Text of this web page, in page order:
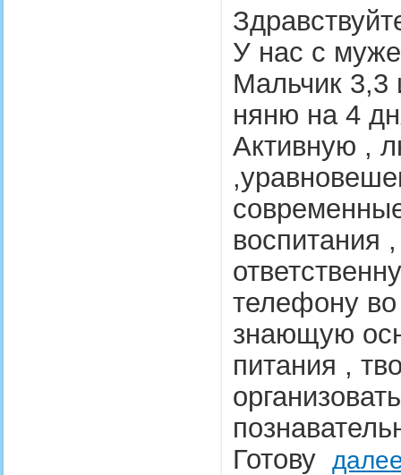
У нас с
Мальчик
няню на 4
Активную ,
воспитания
телефону
знающую
питания ,
Готову